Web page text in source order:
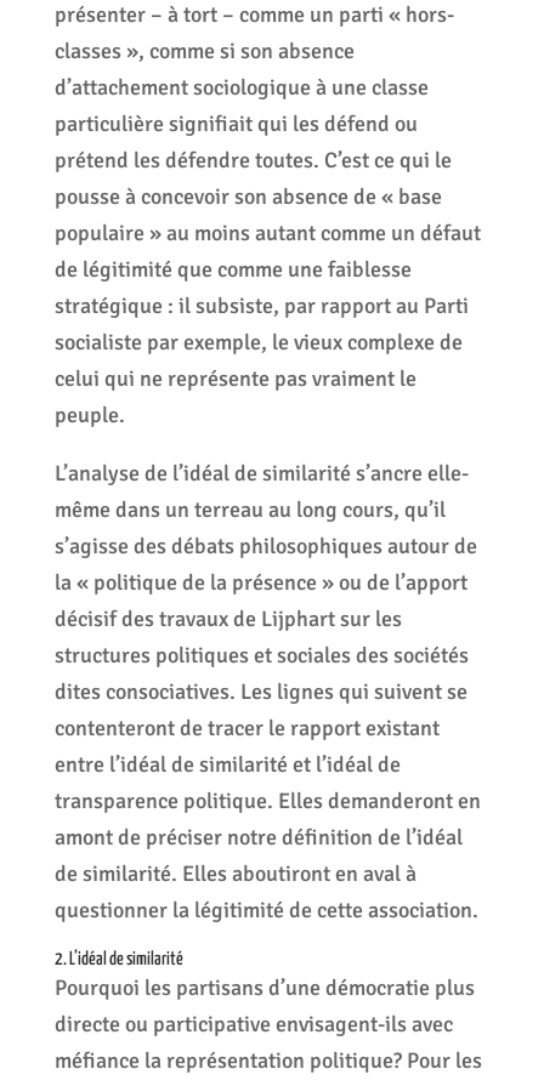
présenter – à tort – comme un parti « hors-
classes », comme si son absence
d’attachement sociologique à une classe
particulière signifiait qui les défend ou
prétend les défendre toutes. C’est ce qui le
pousse à concevoir son absence de « base
populaire » au moins autant comme un défaut
de légitimité que comme une faiblesse
stratégique : il subsiste, par rapport au Parti
socialiste par exemple, le vieux complexe de
celui qui ne représente pas vraiment le
peuple.
L’analyse de l’idéal de similarité s’ancre elle-
même dans un terreau au long cours, qu’il
s’agisse des débats philosophiques autour de
la « politique de la présence » ou de l’apport
décisif des travaux de Lijphart sur les
structures politiques et sociales des sociétés
dites consociatives. Les lignes qui suivent se
contenteront de tracer le rapport existant
entre l’idéal de similarité et l’idéal de
transparence politique. Elles demanderont en
amont de préciser notre définition de l’idéal
de similarité. Elles aboutiront en aval à
questionner la légitimité de cette association.
2. L’idéal de similarité
Pourquoi les partisans d’une démocratie plus
directe ou participative envisagent-ils avec
méfiance la représentation politique? Pour les